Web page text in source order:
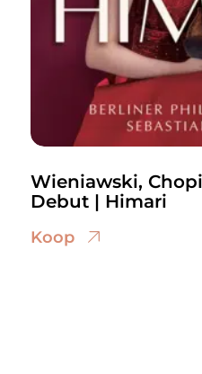
Wieniawski,
Debut | Himari
Koop